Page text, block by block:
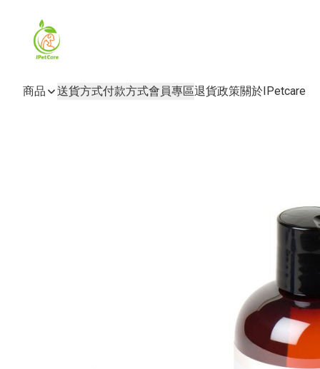
商品 送貨方式付款方式會員專區退貨政策關於IPetcare